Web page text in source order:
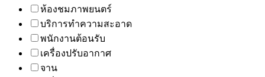
ห้องชมภาพยนตร์
บริการทำความสะอาด
พนักงานต้อนรับ
เครื่องปรับอากาศ
จาน